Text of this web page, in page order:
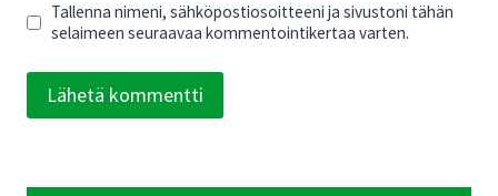
Tallenna nimeni, sähköpostiosoitteeni ja sivustoni tähän
selaimeen seuraavaa kommentointikertaa varten.